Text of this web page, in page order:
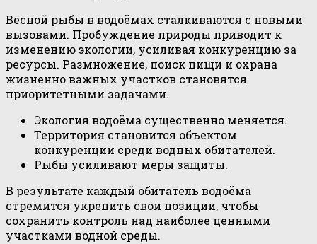
Весной рыбы в водоёмах сталкиваются с новыми
вызовами. Пробуждение природы приводит к
изменению экологии, усиливая конкуренцию за
ресурсы. Размножение, поиск пищи и охрана
жизненно важных участков становятся
приоритетными задачами.
Экология водоёма существенно меняется.
Территория становится объектом
конкуренции среди водных обитателей.
Рыбы усиливают меры защиты.
В результате каждый обитатель водоёма
стремится укрепить свои позиции, чтобы
сохранить контроль над наиболее ценными
участками водной среды.